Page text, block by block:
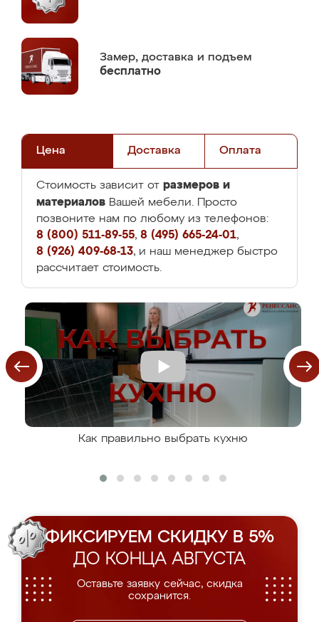
Замер, доставка и подъем
бесплатно
Цена Доставка Оплата
Стоимость зависит от размеров и
материалов Вашей мебели. Просто
позвоните нам по любому из телефонов:
8 (800) 511-89-55, 8 (495) 665-24-01,
8 (926) 409-68-13, и наш менеджер быстро
рассчитает стоимость.
Как правильно выбрать кухню
ФИКСИРУЕМ СКИДКУ В 5%
ДО КОНЦА АВГУСТА
Оставьте заявку сейчас, скидка
сохранится.